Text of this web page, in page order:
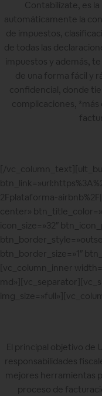
Contabilízate, es
automáticamente la
de impuestos,
de todas las
impuestos y además,
de una forma fácil y
confidencial, donde
complicaciones, *más
[/
2Fplataforma-
center»
icon_size=»32″
btn_border_size=»1″
[vc_column_inner
El principal objetivo de
responsabilidades
mejores herramientas
proceso de